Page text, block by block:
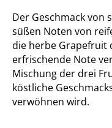
Der Geschmack von
süßen Noten von
die herbe Grapefruit
erfrischende Note
Mischung der drei
köstliche
verwöhnen wird.